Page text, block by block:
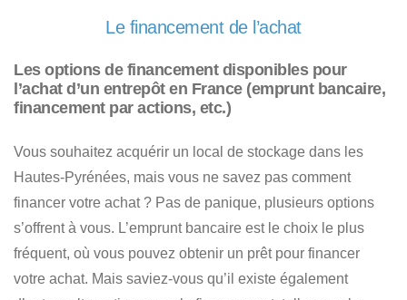
Le financement de l’achat
Les options de financement disponibles pour
l’achat d’un entrepôt en France (emprunt bancaire,
financement par actions, etc.)
Vous souhaitez acquérir un local de stockage dans les
Hautes-Pyrénées, mais vous ne savez pas comment
financer votre achat ? Pas de panique, plusieurs options
s’offrent à vous. L’emprunt bancaire est le choix le plus
fréquent, où vous pouvez obtenir un prêt pour financer
votre achat. Mais saviez-vous qu’il existe également